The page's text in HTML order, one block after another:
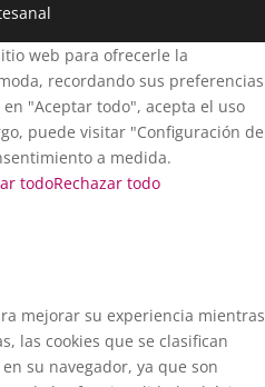
web para ofrecerle la
recordando sus preferencias
"Aceptar todo", acepta el uso
puede visitar "Configuración de
a medida.
todoRechazar todo
mejorar su experiencia mientras
las cookies que se clasifican
su navegador, ya que son